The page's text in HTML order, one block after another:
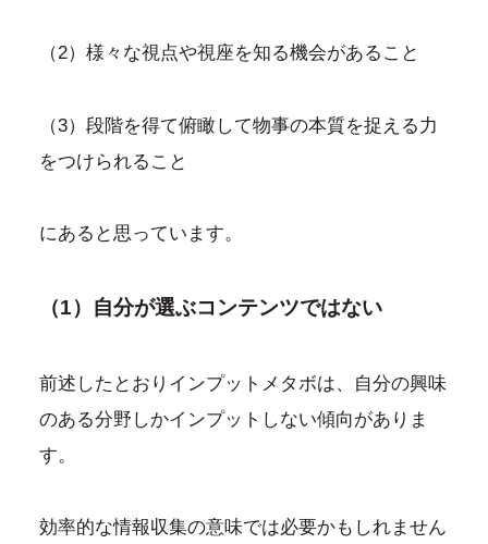
（2）様々な視点や視座を知る機会があること
（3）段階を得て俯瞰して物事の本質を捉える力
をつけられること
にあると思っています。
（1）自分が選ぶコンテンツではない
前述したとおりインプットメタボは、自分の興味
のある分野しかインプットしない傾向がありま
す。
効率的な情報収集の意味では必要かもしれません